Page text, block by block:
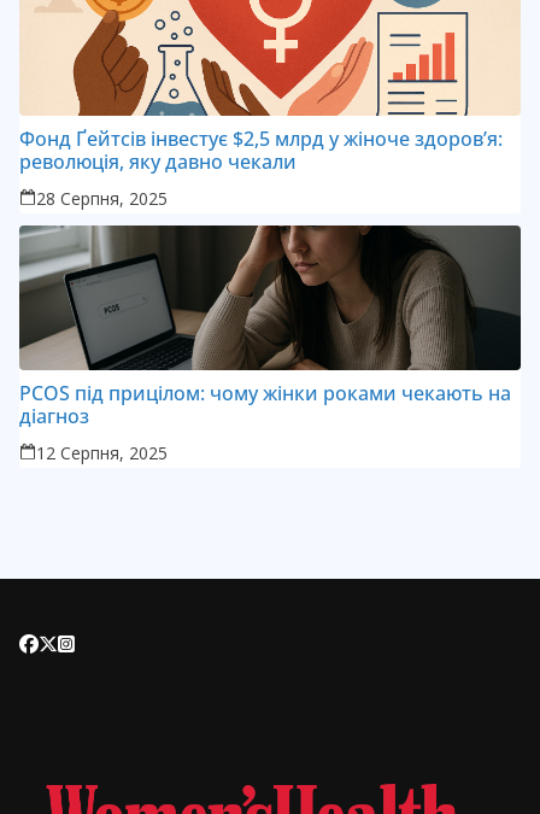
Фонд Ґейтсів інвестує $2,5 млрд у жіноче здоров’я:
революція, яку давно чекали
28 Серпня, 2025
PCOS під прицілом: чому жінки роками чекають на
діагноз
12 Серпня, 2025